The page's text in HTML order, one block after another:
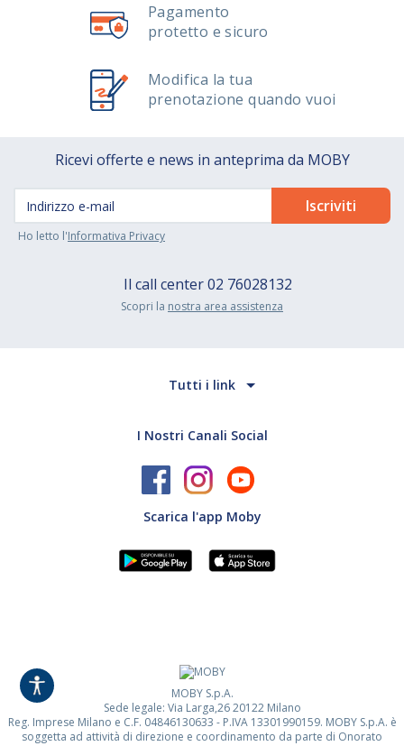
Pagamento
protetto e sicuro
Modifica la tua
prenotazione quando vuoi
Ricevi offerte e news in anteprima da MOBY
Ho letto l'Informativa Privacy
Il call center02 76028132
Scopri la nostra area assistenza
Tutti i link
I Nostri Canali Social
Scarica l'app Moby
MOBY S.p.A.
Sede legale: Via Larga,26 20122 Milano
Reg. Imprese Milano e C.F. 04846130633 - P.IVA 13301990159. MOBY S.p.A. è
soggetta ad attività di direzione e coordinamento da parte di Onorato